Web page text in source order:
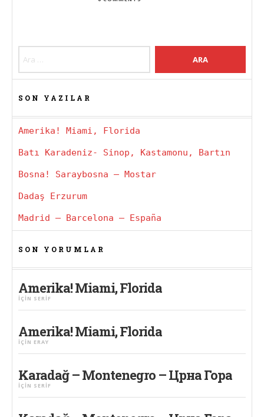
SON YAZILAR
Amerika! Miami, Florida
Batı Karadeniz- Sinop, Kastamonu, Bartın
Bosna! Saraybosna – Mostar
Dadaş Erzurum
Madrid – Barcelona – España
SON YORUMLAR
Amerika! Miami, Florida
IÇIN SERIF
Amerika! Miami, Florida
IÇIN ERAY
Karadağ – Montenegro – Црна Гора
IÇIN SERIF